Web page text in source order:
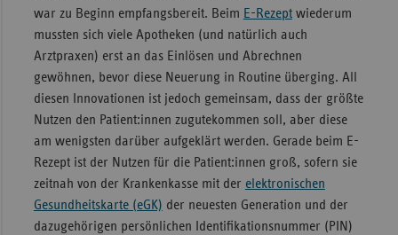
war zu Beginn empfangsbereit. Beim E-Rezeptwiederum
mussten sich viele Apotheken (und natürlich auch
Arztpraxen) erst an das Einlösen und Abrechnen
gewöhnen, bevor diese Neuerung in Routine überging. All
diesen Innovationen ist jedoch gemeinsam, dass der größte
Nutzen den Patient:innen zugutekommen soll, aber diese
am wenigsten darüber aufgeklärt werden. Gerade beim E-
Rezept ist der Nutzen für die Patient:innen groß, sofern sie
zeitnah von der Krankenkasse mit der elektronischen
Gesundheitskarte (eGK) der neuesten Generation und der
dazugehörigen persönlichen Identifikationsnummer (PIN)